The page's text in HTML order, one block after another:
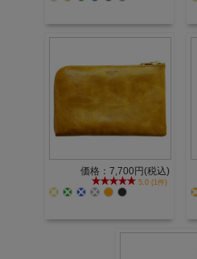
価格：7,700円(税込)
5.0 (1件)